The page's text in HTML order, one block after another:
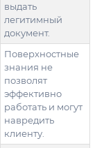
выдать
легитимный
документ.
Поверхностные
знания не
позволят
эффективно
работать и могут
навредить
клиенту.